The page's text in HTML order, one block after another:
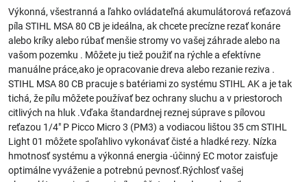
Výkonná, všestranná a ľahko ovládateľná akumulátorová reťazová
píla STIHL MSA 80 CB je ideálna, ak chcete precízne rezať konáre
alebo kríky alebo rúbať menšie stromy vo vašej záhrade alebo na
vašom pozemku . Môžete ju tiež použiť na rýchle a efektívne
manuálne práce,ako je opracovanie dreva alebo rezanie reziva .
STIHL MSA 80 CB pracuje s batériami zo systému STIHL AK a je tak
tichá, že pílu môžete používať bez ochrany sluchu a v priestoroch
citlivých na hluk .Vďaka štandardnej reznej súprave s pílovou
reťazou 1/4″ P Picco Micro 3 (PM3) a vodiacou lištou 35 cm STIHL
Light 01 môžete spoľahlivo vykonávať čisté a hladké rezy. Nízka
hmotnosť systému a výkonná energia -účinný EC motor zaisťuje
optimálne vyváženie a potrebnú pevnosť.Rýchlosť vašej